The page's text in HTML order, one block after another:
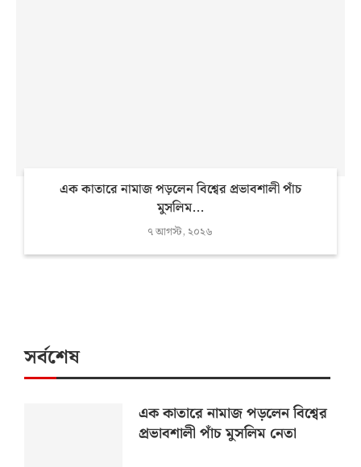
এক কাতারে নামাজ পড়লেন বিশ্বের প্রভাবশালী পাঁচ
মুসলিম...
৭ আগস্ট, ২০২৬
সর্বশেষ
এক কাতারে নামাজ পড়লেন বিশ্বের
প্রভাবশালী পাঁচ মুসলিম নেতা